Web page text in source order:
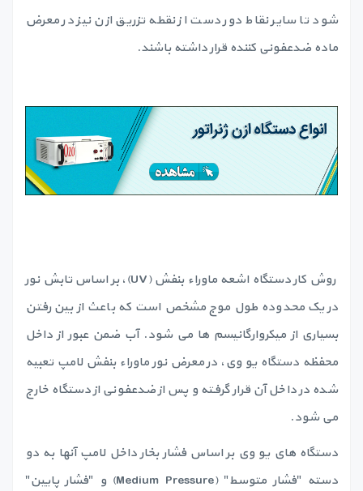
شود تا سایر نقاط دور دست از نقطه تزریق ازن نیز در معرض
ماده ضدعفونی کننده قرار داشته باشند.
روش کار دستگاه اشعه ماوراء بنفش (UV)، بر اساس تابش نور
در یک محدوده طول موج مشخص است که باعث از بین رفتن
بسیاری از میکروارگانیسم ها می شود. آب ضمن عبور از داخل
محفظه دستگاه یو وی، در معرض نور ماوراء بنفش لامپ تعبیه
شده در داخل آن قرار گرفته و پس از ضدعفونی از دستگاه خارج
می شود.
دستگاه های یو وی بر اساس فشار بخار داخل لامپ آنها به دو
دسته "فشار متوسط" (Medium Pressure) و "فشار پایین"